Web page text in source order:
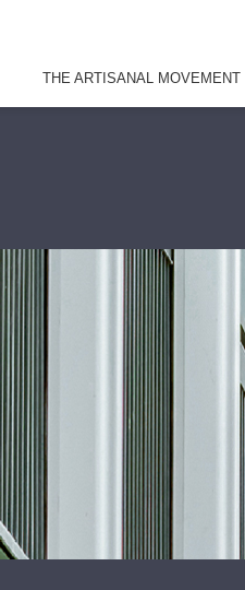
THE ARTISANAL MOVEMENT